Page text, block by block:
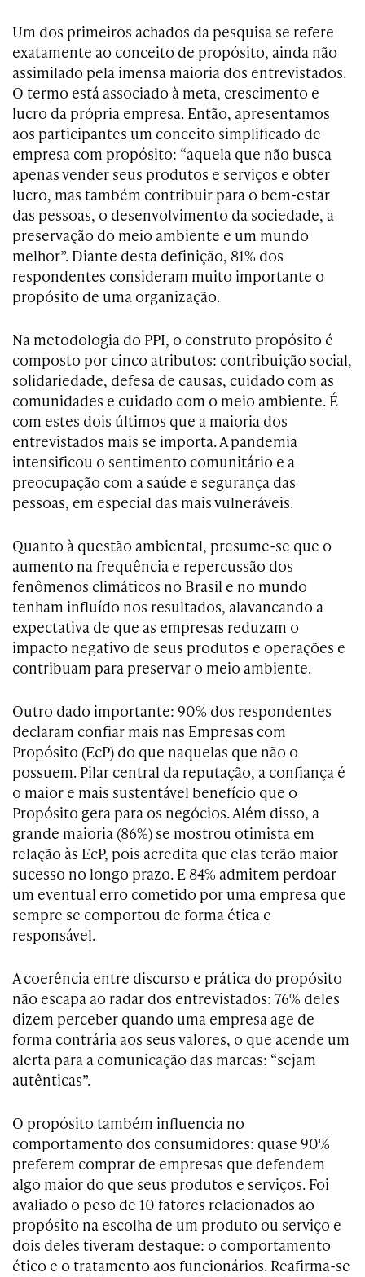
Um dos primeiros achados da pesquisa se refere
exatamente ao conceito de propósito, ainda não
assimilado pela imensa maioria dos entrevistados.
O termo está associado à meta, crescimento e
lucro da própria empresa. Então, apresentamos
aos participantes um conceito simplificado de
empresa com propósito: “aquela que não busca
apenas vender seus produtos e serviços e obter
lucro, mas também contribuir para o bem-estar
das pessoas, o desenvolvimento da sociedade, a
preservação do meio ambiente e um mundo
melhor”. Diante desta definição, 81% dos
respondentes consideram muito importante o
propósito de uma organização.
Na metodologia do PPI, o construto propósito é
composto por cinco atributos: contribuição social,
solidariedade, defesa de causas, cuidado com as
comunidades e cuidado com o meio ambiente. É
com estes dois últimos que a maioria dos
entrevistados mais se importa. A pandemia
intensificou o sentimento comunitário e a
preocupação com a saúde e segurança das
pessoas, em especial das mais vulneráveis.
Quanto à questão ambiental, presume-se que o
aumento na frequência e repercussão dos
fenômenos climáticos no Brasil e no mundo
tenham influído nos resultados, alavancando a
expectativa de que as empresas reduzam o
impacto negativo de seus produtos e operações e
contribuam para preservar o meio ambiente.
Outro dado importante: 90% dos respondentes
declaram confiar mais nas Empresas com
Propósito (EcP) do que naquelas que não o
possuem. Pilar central da reputação, a confiança é
o maior e mais sustentável benefício que o
Propósito gera para os negócios. Além disso, a
grande maioria (86%) se mostrou otimista em
relação às EcP, pois acredita que elas terão maior
sucesso no longo prazo. E 84% admitem perdoar
um eventual erro cometido por uma empresa que
sempre se comportou de forma ética e
responsável.
A coerência entre discurso e prática do propósito
não escapa ao radar dos entrevistados: 76% deles
dizem perceber quando uma empresa age de
forma contrária aos seus valores, o que acende um
alerta para a comunicação das marcas: “sejam
autênticas”.
O propósito também influencia no
comportamento dos consumidores: quase 90%
preferem comprar de empresas que defendem
algo maior do que seus produtos e serviços. Foi
avaliado o peso de 10 fatores relacionados ao
propósito na escolha de um produto ou serviço e
dois deles tiveram destaque: o comportamento
ético e o tratamento aos funcionários. Reafirma-se